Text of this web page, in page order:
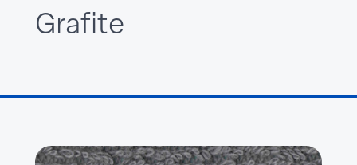
Grafite